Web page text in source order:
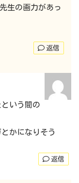
生の画力があっ
返信
いう間の
かになりそう
返信